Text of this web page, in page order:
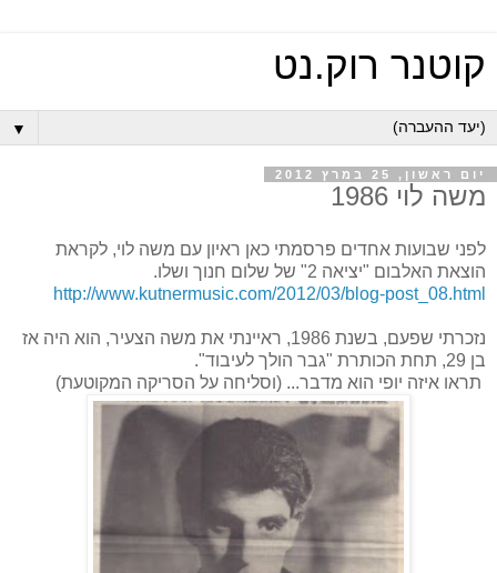
קוטנר רוק.נט
▼
יום ראשון, 25 במרץ 2012
משה לוי 1986
לפני שבועות אחדים פרסמתי כאן ראיון עם משה לוי, לקראת
הוצאת האלבום "יציאה 2" של שלום חנוך ושלו.
http://www.kutnermusic.com/2012/03/blog-post_08.html
נזכרתי שפעם, בשנת 1986, ראיינתי את משה הצעיר, הוא היה אז
בן 29, תחת הכותרת "גבר הולך לעיבוד".
תראו איזה יופי הוא מדבר... (וסליחה על הסריקה המקוטעת)